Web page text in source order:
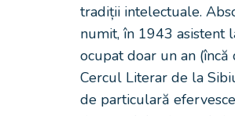
tradiții intelectuale.
numit, în 1943 asistent
ocupat doar un an
Cercul Literar de la
de particulară